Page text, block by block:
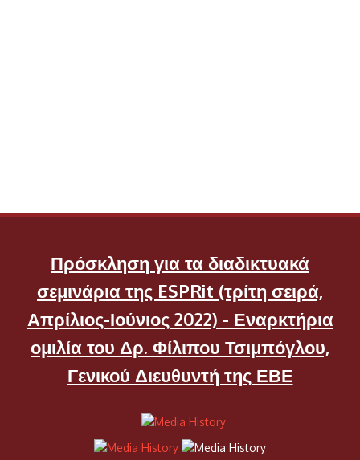
Πρόσκληση για τα διαδικτυακά
σεμινάρια της ESPRit (τρίτη σειρά,
Απρίλιος-Ιούνιος 2022) - Εναρκτήρια
ομιλία του Δρ. Φίλιπου Τσιμπόγλου,
Γενικού Διευθυντή της ΕΒΕ